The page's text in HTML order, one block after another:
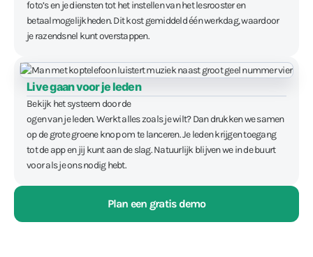
foto’s en je diensten tot het instellen van het lesrooster en
betaalmogelijkheden. Dit kost gemiddeld één werkdag, waardoor
je razendsnel kunt overstappen.
Live gaan voor je leden
Bekijk het systeem door de
ogen van je leden. Werkt alles zoals je wilt? Dan drukken we samen
op de grote groene knop om te lanceren. Je leden krijgen toegang
tot de app en jij kunt aan de slag. Natuurlijk blijven we in de buurt
voor als je ons nodig hebt.
Plan een gratis demo